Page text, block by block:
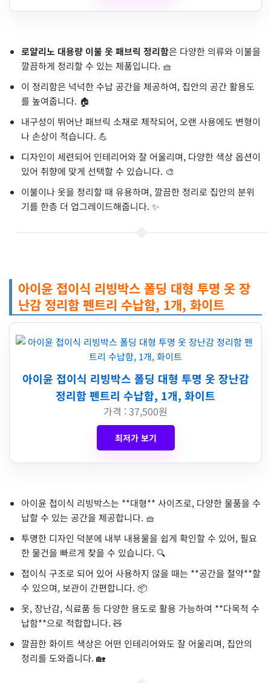
로얄리노 대용량 이불 옷 패브릭 정리함은 다양한 의류와 이불을
깔끔하게 정리할 수 있는 제품입니다. 🧺
이 정리함은 넉넉한 수납 공간을 제공하여, 집안의 공간 활용도
를 높여줍니다. 🏠
내구성이 뛰어난 패브릭 소재로 제작되어, 오랜 사용에도 변형이
나 손상이 적습니다. 💪
디자인이 세련되어 인테리어와 잘 어울리며, 다양한 색상 옵션이
있어 취향에 맞게 선택할 수 있습니다. 🎨
이불이나 옷을 정리할 때 유용하며, 깔끔한 정리로 집안의 분위
기를 한층 더 업그레이드해줍니다. ✨
아이윤 접이식 리빙박스 폴딩 대형 투명 옷 장
난감 정리함 펜트리 수납함, 1개, 화이트
아이윤 접이식 리빙박스 폴딩 대형 투명 옷 장난감
정리함 펜트리 수납함, 1개, 화이트
가격 : 37,500원
최저가 보기
아이윤 접이식 리빙박스는 **대형** 사이즈로, 다양한 물품을 수
납할 수 있는 공간을 제공합니다. 🧺
투명한 디자인 덕분에 내부 내용물을 쉽게 확인할 수 있어, 필요
한 물건을 빠르게 찾을 수 있습니다. 🔍
접이식 구조로 되어 있어 사용하지 않을 때는 **공간을 절약**할
수 있으며, 보관이 간편합니다. 📦
옷, 장난감, 식료품 등 다양한 용도로 활용 가능하여 **다목적 수
납함**으로 적합합니다. 🧸
깔끔한 화이트 색상은 어떤 인테리어와도 잘 어울리며, 집안의
정리를 도와줍니다. 🏡